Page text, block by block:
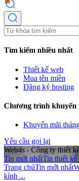
Tìm kiếm nhiều nhất
Thiết kế web
Mua tên miền
Đăng ký hosting
Chương trình khuyến
Khuyến mãi
Yêu cầu gọi lại
Web4s - Công ty thiết
Tin mới nhấtTin thiết kế
Trang chủTin mới nhất
kính ...